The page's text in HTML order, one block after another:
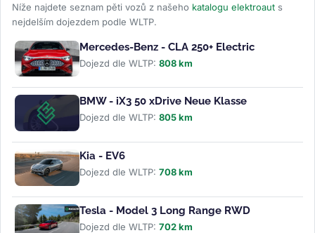
Níže najdete seznam pěti vozů z našeho katalogu elektroaut s
nejdelším dojezdem podle WLTP.
Mercedes-Benz - CLA 250+ Electric
Dojezd dle WLTP: 808 km
BMW - iX3 50 xDrive Neue Klasse
Dojezd dle WLTP: 805 km
Kia - EV6
Dojezd dle WLTP: 708 km
Tesla - Model 3 Long Range RWD
Dojezd dle WLTP: 702 km